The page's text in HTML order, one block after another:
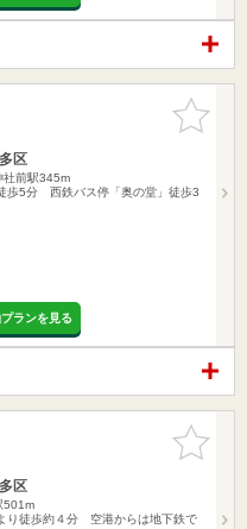
お気に入
りに追加
区
社前駅345m
歩5分 西鉄バス停「奥の堂」徒歩3
ランを見る
お気に入
りに追加
区
501m
り徒歩約４分 空港からは地下鉄で